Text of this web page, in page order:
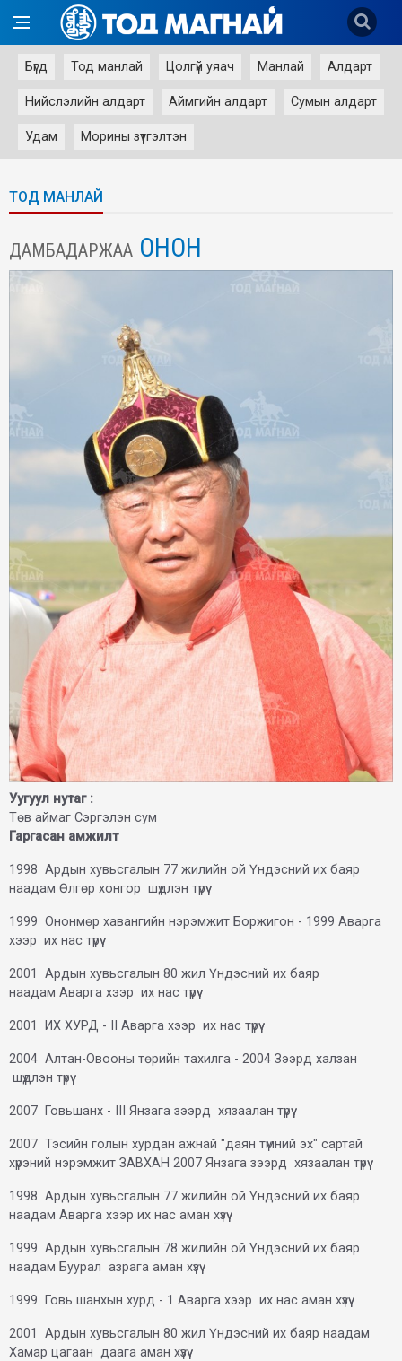
Бүгд Тод манлай Цолгүй уяач Манлай Алдарт
Нийслэлийн алдарт Аймгийн алдарт Сумын алдарт
Удам Морины зүтгэлтэн
ТОД МАНЛАЙ
ДАМБАДАРЖАА ОНОН
Уугуул нутаг :
Төв аймаг Сэргэлэн сум
Гаргасан амжилт
1998 Ардын хувьсгалын 77 жилийн ой Үндэсний их баяр
наадам Өлгөр хонгор шүдлэн түрүү
1999 Ононмөр хавангийн нэрэмжит Боржигон - 1999 Аварга
хээр их нас түрүү
2001 Ардын хувьсгалын 80 жил Үндэсний их баяр
наадам Аварга хээр их нас түрүү
2001 ИХ ХУРД - II Аварга хээр их нас түрүү
2004 Алтан-Овооны төрийн тахилга - 2004 Зээрд халзан
шүдлэн түрүү
2007 Говьшанх - III Янзага зээрд хязаалан түрүү
2007 Тэсийн голын хурдан ажнай "даян түмний эх" сартай
хүрэний нэрэмжит ЗАВХАН 2007 Янзага зээрд хязаалан түрүү
1998 Ардын хувьсгалын 77 жилийн ой Үндэсний их баяр
наадам Аварга хээр их нас аман хүзүү
1999 Ардын хувьсгалын 78 жилийн ой Үндэсний их баяр
наадам Буурал азрага аман хүзүү
1999 Говь шанхын хурд - 1 Аварга хээр их нас аман хүзүү
2001 Ардын хувьсгалын 80 жил Үндэсний их баяр наадам
Хамар цагаан даага аман хүзүү